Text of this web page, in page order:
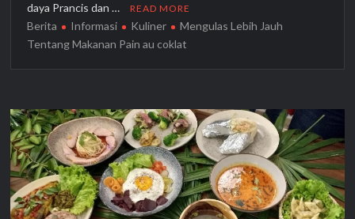
daya Prancis dan … READ MORE
Berita Informasi Kuliner
Mengulas Lebih Jauh
Tentang Makanan Pain au coklat